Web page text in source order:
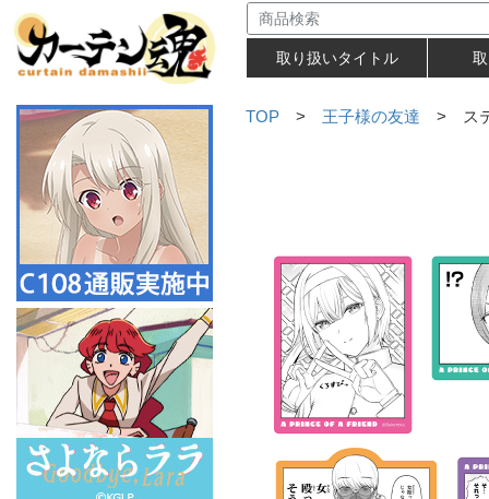
取り扱いタイトル
TOP > 王子様の友達 > ステ